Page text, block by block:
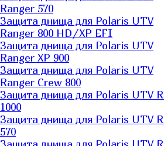
Ranger 570
Защита днища для Polaris UTV
Ranger 800 HD/XP EFI
Защита днища для Polaris UTV
Ranger XP 900
Защита днища для Polaris UTV
Ranger Сrew 800
Защита днища для Polaris UTV
1000
Защита днища для Polaris UTV
570